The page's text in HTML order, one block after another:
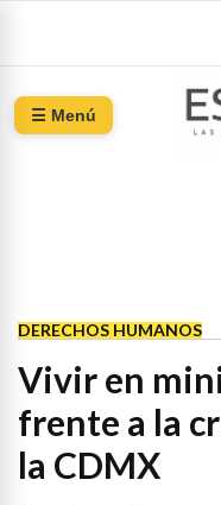
☰ Menú
DERECHOS HUMANOS
Vivir en
frente a la
la CDMX